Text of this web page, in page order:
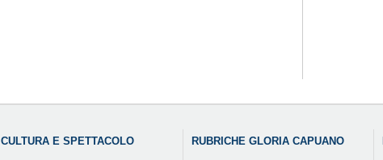
CULTURA E SPETTACOLO RUBRICHE GLORIA CAPUANO